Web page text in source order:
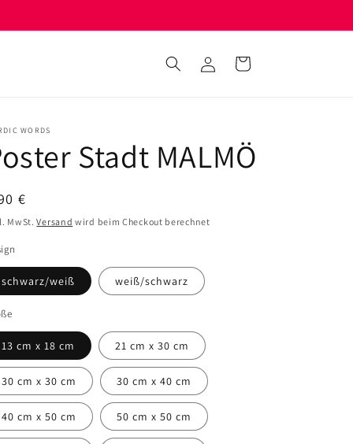
EinloggenWarenkorb
WORDS
Stadt MALMÖ
€
MwSt.Versand wird beim Checkout berechnet
schwarz/weiß weiß/schwarz
13 cm x 18 cm 21 cm x 30 cm
30 cm x 30 cm 30 cm x 40 cm
40 cm x 50 cm 50 cm x 50 cm